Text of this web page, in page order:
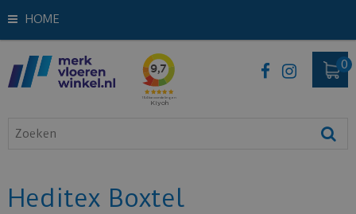
HOME
Heditex Boxtel